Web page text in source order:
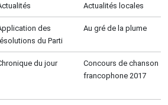
Actualités locales
des
du Parti
Au gré de la plume
du jour
Concours de chanson
francophone 2017